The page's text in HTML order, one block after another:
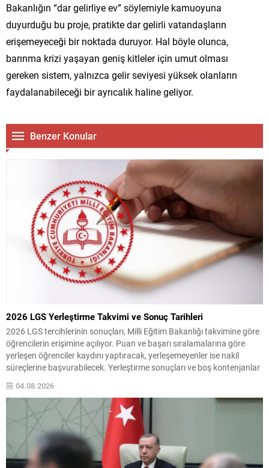
Bakanlığın “dar gelirliye ev” söylemiyle kamuoyuna
duyurduğu bu proje, pratikte dar gelirli vatandaşların
erişemeyeceği bir noktada duruyor. Hal böyle olunca,
barınma krizi yaşayan geniş kitleler için umut olması
gereken sistem, yalnızca gelir seviyesi yüksek olanların
faydalanabileceği bir ayrıcalık haline geliyor.
Benzer Konular
2026 LGS Yerleştirme Takvimi ve Sonuç Tarihleri
2026 LGS tercihlerinin sonuçları, Milli Eğitim Bakanlığı takvimine göre
öğrencilerin erişimine açılıyor. Puan ve başarı sıralamalarına göre
yerleşen öğrenciler kaydını yaptıracak, yerleşemeyenler ise nakil
süreçlerine başvurabilecek. Yerleştirme sonuçları ve boş kontenjanlar
Sınavla öğrenci alan okullarda puan eşitliği durumunda sıralama;
Okul Başarı Puanı...
04.08.2026